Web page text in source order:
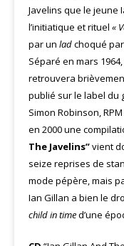
Javelins que le jeune
l’initiatique et rituel «
par un ladchoqué
Séparé en mars
retrouvera
publié sur le label du
Simon Robinson,
en 2000 une
The Javelins”vient
seize reprises de
mode pépère, mais
Ian Gillan a bien le
child in timed’une